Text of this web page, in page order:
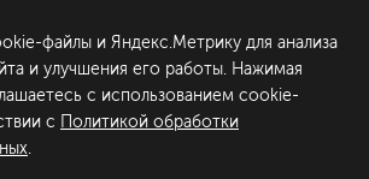
Обсудить проект
Павлова, 6
55
файлы и Яндекс.Метрику для анализа
и улучшения его работы. Нажимая
с использованием cookie-
с Политикой обработки
.